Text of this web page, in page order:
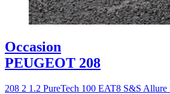
Occasion
PEUGEOT 208
208 2 1.2 PureTech 100 EAT8 S&S Allure